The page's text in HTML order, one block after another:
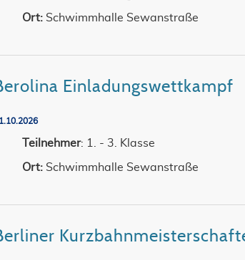
Ort: Schwimmhalle Sewanstraße
Einladungswettkampf
Teilnehmer: 1. - 3. Klasse
Ort: Schwimmhalle Sewanstraße